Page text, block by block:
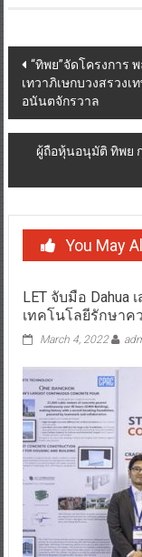
Post
navigation
“ทิพย”จัดโครงการ
เทวาภิเษกบวงสรวง
อนันตจักรวาล
ผู้ถือหุ้นอนุมัติ ทิพย
You May
LET จับมือ Dahua
เทคโนโลยีรักษาค
March 4, 2022